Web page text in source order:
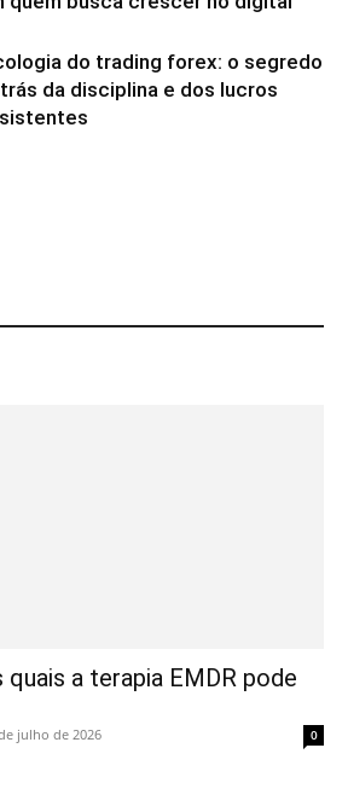
do trading forex: o segredo
da disciplina e dos lucros
a terapia EMDR pode
julho de 2026 0